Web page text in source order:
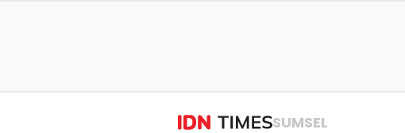
SUMSEL